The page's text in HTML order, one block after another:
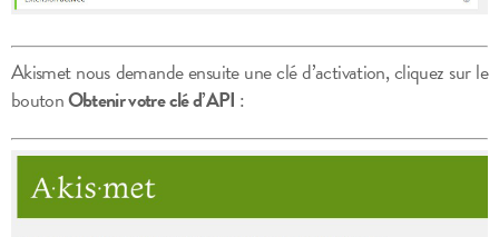
Akismet nous demande ensuite une clé d’activation, cliquez sur le
boutonObtenir votre clé d’API :